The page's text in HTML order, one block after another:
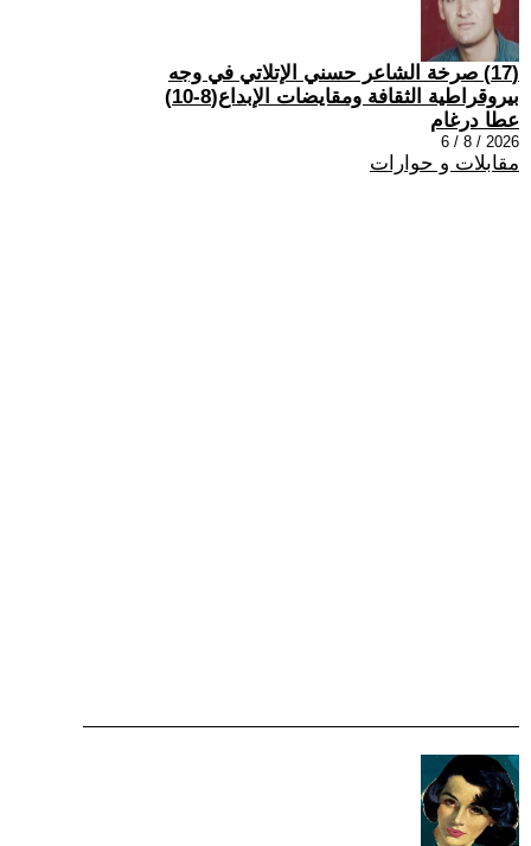
(17) صرخة الشاعر حسني الإتلاتي في وجه
بيروقراطية الثقافة ومقايضات الإبداع(8-10)
عطا درغام
2026 / 8 / 6
مقابلات و حوارات